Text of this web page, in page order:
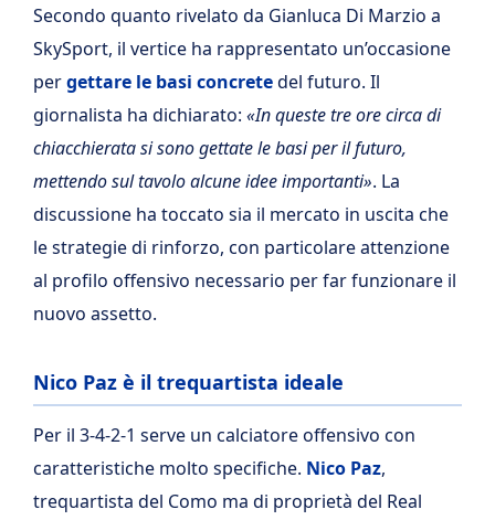
Secondo quanto rivelato da Gianluca Di Marzio a
SkySport, il vertice ha rappresentato un’occasione
pergettare le basi concretedel futuro. Il
giornalista ha dichiarato: «In queste tre ore circa di
chiacchierata si sono gettate le basi per il futuro,
mettendo sul tavolo alcune idee importanti». La
discussione ha toccato sia il mercato in uscita che
le strategie di rinforzo, con particolare attenzione
al profilo offensivo necessario per far funzionare il
nuovo assetto.
Nico Paz è il trequartista ideale
Per il 3-4-2-1 serve un calciatore offensivo con
caratteristiche molto specifiche. Nico Paz,
trequartista del Como ma di proprietà del Real